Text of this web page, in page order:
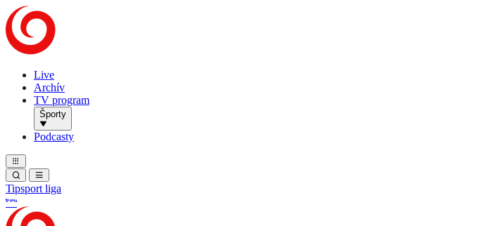
Live
Archív
TV program
Športy
Podcasty
Tipsport liga